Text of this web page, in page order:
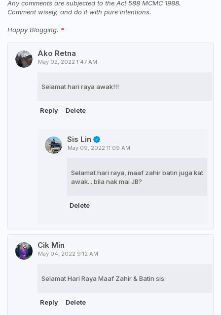
Any comments are subjected to the Act 588 MCMC 1988.
Comment wisely, and do it with pure intentions.
Happy Blogging.
Ako Retna
May 02, 2022 1:47 AM
Selamat hari raya awak!!!
Reply Delete
Sis Lin
May 09, 2022 11:09 AM
Selamat hari raya, maaf zahir batin juga kat
awak... bila nak mai JB?
Delete
Cik Min
May 04, 2022 9:12 AM
Selamat Hari Raya Maaf Zahir & Batin sis
Reply Delete